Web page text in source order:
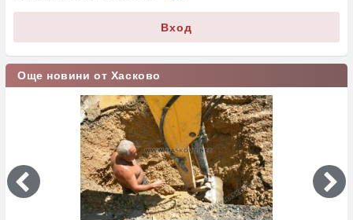
Вход
Още новини от Хасково